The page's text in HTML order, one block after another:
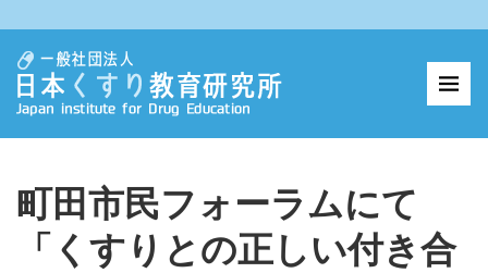
町田市民フォーラムにて
「くすりとの正しい付き合